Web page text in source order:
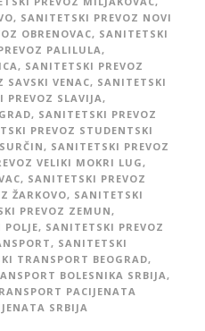
, SANITETSKI PREVOZ NOVI
OBRENOVAC, SANITETSKI
PALILULA,
, SANITETSKI PREVOZ
SAVSKI VENAC, SANITETSKI
PREVOZ SLAVIJA,
, SANITETSKI PREVOZ
PREVOZ STUDENTSKI
, SANITETSKI PREVOZ
VELIKI MOKRI LUG,
, SANITETSKI PREVOZ
ŽARKOVO, SANITETSKI
PREVOZ ZEMUN,
, SANITETSKI PREVOZ
, SANITETSKI
TRANSPORT BEOGRAD,
BOLESNIKA SRBIJA,
PACIJENATA
SRBIJA